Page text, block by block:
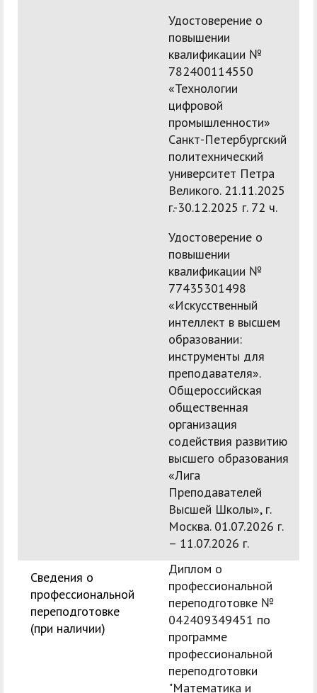
Удостоверение о
повышении
квалификации №
782400114550
«Технологии
цифровой
промышленности»
Санкт-Петербургский
политехнический
университет Петра
Великого. 21.11.2025
г.-30.12.2025 г. 72 ч.
Удостоверение о
повышении
квалификации №
77435301498
«Искусственный
интеллект в высшем
образовании:
инструменты для
преподавателя».
Общероссийская
общественная
организация
содействия развитию
высшего образования
«Лига
Преподавателей
Высшей Школы», г.
Москва. 01.07.2026 г.
– 11.07.2026 г.
Сведения о
профессиональной
переподготовке
(при наличии)
Диплом о
профессиональной
переподготовке №
042409349451 по
программе
профессиональной
переподготовки
"Математика и